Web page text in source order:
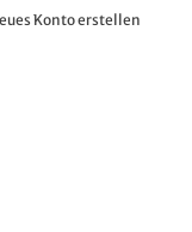
Konto erstellen